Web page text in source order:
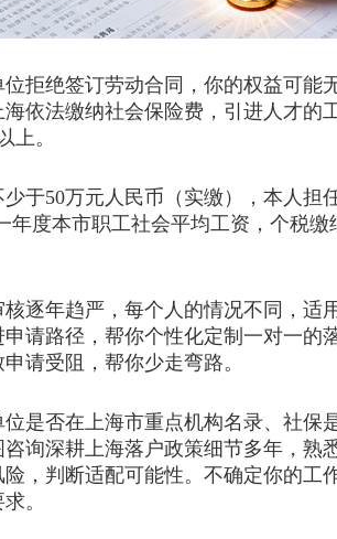
绝签订劳动合同，你的权益可能
依法缴纳社会保险费，引进人才的
上。
50万元人民币（实缴），本人担
度本市职工社会平均工资，个税
年趋严，每个人的情况不同，适
请路径，帮你个性化定制一对一的
请受阻，帮你少走弯路。
否在上海市重点机构名录、社保
询深耕上海落户政策细节多年，熟
，判断适配可能性。不确定你的
。